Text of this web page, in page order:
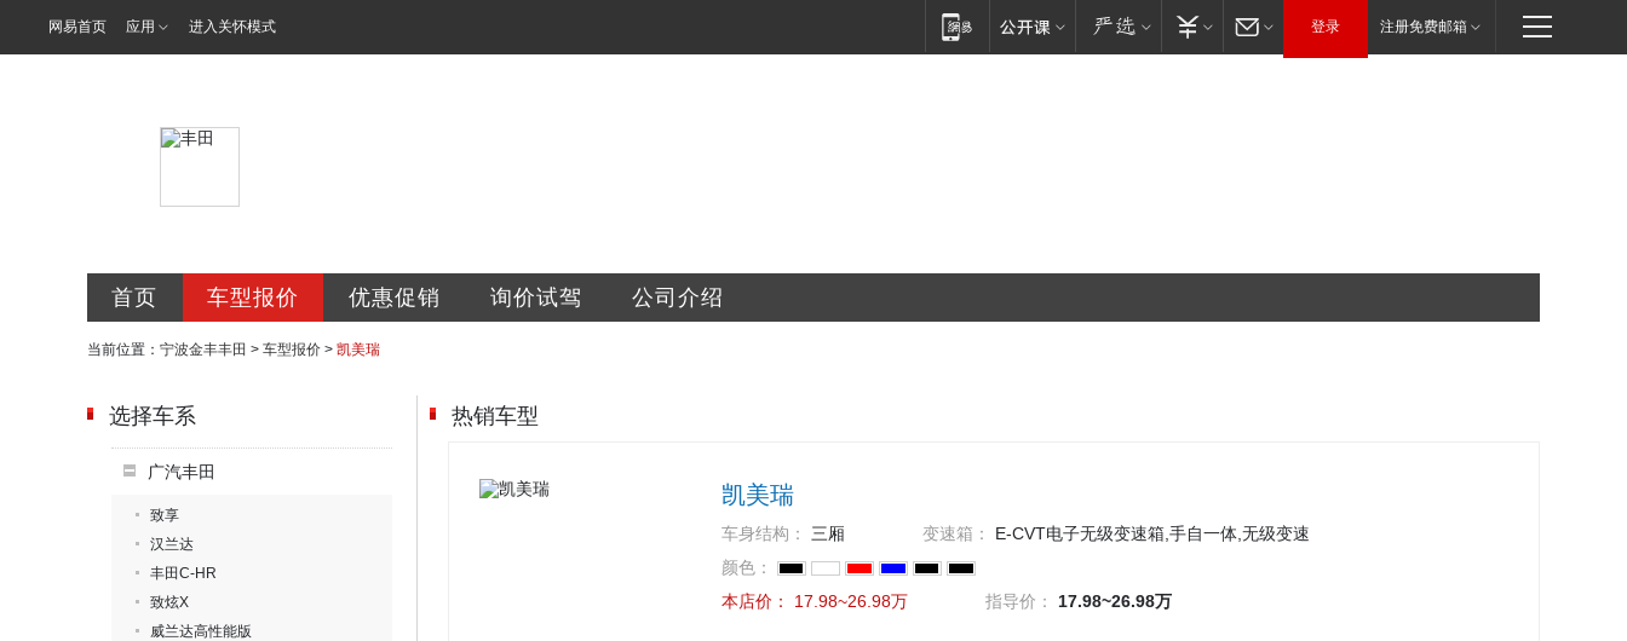
网易首页 应用 进入关怀模式 登录 注册免费邮箱
首页 车型报价 优惠促销 询价试驾 公司介绍
当前位置： 宁波金丰丰田 > 车型报价 > 凯美瑞
选择车系
广汽丰田
致享
汉兰达
丰田C-HR
致炫X
威兰达高性能版
热销车型
凯美瑞
车身结构： 三厢 变速箱：
E-CVT电子无级变速箱,手自一体,无级变速
颜色：
本店价：
17.98~26.98万 指导价： 17.98~26.98万